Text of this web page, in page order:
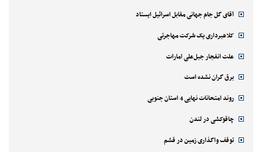
آقای گل جام جهانی مقابل اسرائیل ایستاد
کلاهبرداری یک شرکت مهاجرتی
علت انفجار جبل‌علی امارات
برق گران نشده است
روند امتحانات نهایی 4 استان جنوبی
چاقوکشی در لندن
توقف واگذاری زمین در قشم